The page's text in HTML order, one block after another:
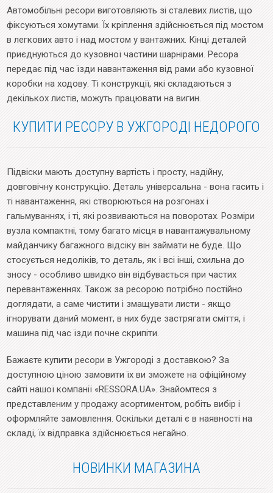
Автомобільні ресори виготовляють зі сталевих листів, що
фіксуються хомутами. Їх кріплення здійснюється під мостом
в легкових авто і над мостом у вантажних. Кінці деталей
приєднуються до кузовної частини шарнірами. Ресора
передає під час їзди навантаження від рами або кузовної
коробки на ходову. Ті конструкції, які складаються з
декількох листів, можуть працювати на вигин.
КУПИТИ РЕСОРУ В УЖГОРОДІ НЕДОРОГО
Підвіски мають доступну вартість і просту, надійну,
довговічну конструкцію. Деталь універсальна - вона гасить і
ті навантаження, які створюються на розгонах і
гальмуваннях, і ті, які розвиваються на поворотах. Розміри
вузла компактні, тому багато місця в навантажувальному
майданчику багажного відсіку він займати не буде. Що
стосується недоліків, то деталь, як і всі інші, схильна до
зносу - особливо швидко він відбувається при частих
перевантаженнях. Також за ресорою потрібно постійно
доглядати, а саме чистити і змащувати листи - якщо
ігнорувати даний момент, в них буде застрягати сміття, і
машина під час їзди почне скрипіти.
Бажаєте купити ресори в Ужгороді з доставкою? За
доступною ціною замовити їх ви зможете на офіційному
сайті нашої компанії «RESSORA.UA». Знайомтеся з
представленим у продажу асортиментом, робіть вибір і
оформляйте замовлення. Оскільки деталі є в наявності на
складі, їх відправка здійснюється негайно.
НОВИНКИ МАГАЗИНА